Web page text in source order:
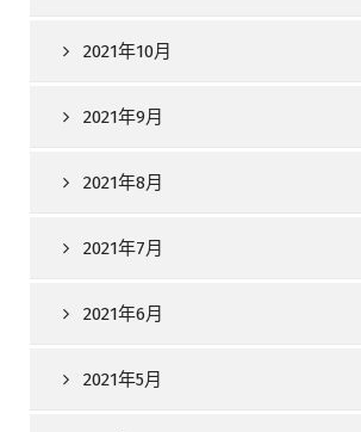
2021年10月
2021年9月
2021年8月
2021年7月
2021年6月
2021年5月